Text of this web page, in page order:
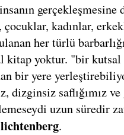
gerçekleşmesine
çocuklar, kadınlar,
her türlü
kitap yoktur. "bir kutsal
bir yere
dizginsiz saflığımız
uzun süredir
lichtenberg.